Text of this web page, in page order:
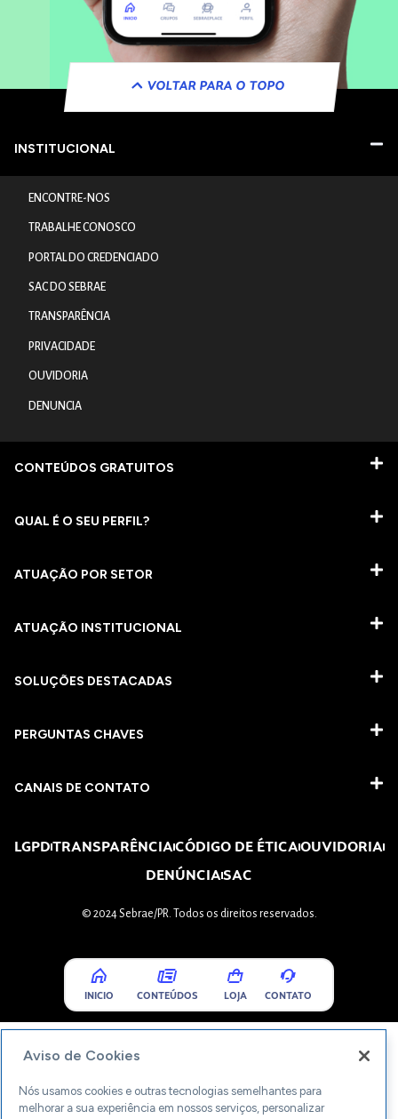
VOLTAR PARA O TOPO
INSTITUCIONAL
ENCONTRE-NOS
TRABALHE CONOSCO
PORTAL DO CREDENCIADO
SAC DO SEBRAE
TRANSPARÊNCIA
PRIVACIDADE
OUVIDORIA
DENUNCIA
CONTEÚDOS GRATUITOS
QUAL É O SEU PERFIL?
ATUAÇÃO POR SETOR
ATUAÇÃO INSTITUCIONAL
SOLUÇÕES DESTACADAS
PERGUNTAS CHAVES​
CANAIS DE CONTATO
LGPDTRANSPARÊNCIACÓDIGO DE ÉTICAOUVIDORIA
DENÚNCIASAC
© 2024 Sebrae/PR. Todos os direitos reservados.
INICIO CONTEÚDOS LOJA CONTATO
Aviso de Cookies
Nós usamos cookies e outras tecnologias semelhantes para
melhorar a sua experiência em nossos serviços, personalizar